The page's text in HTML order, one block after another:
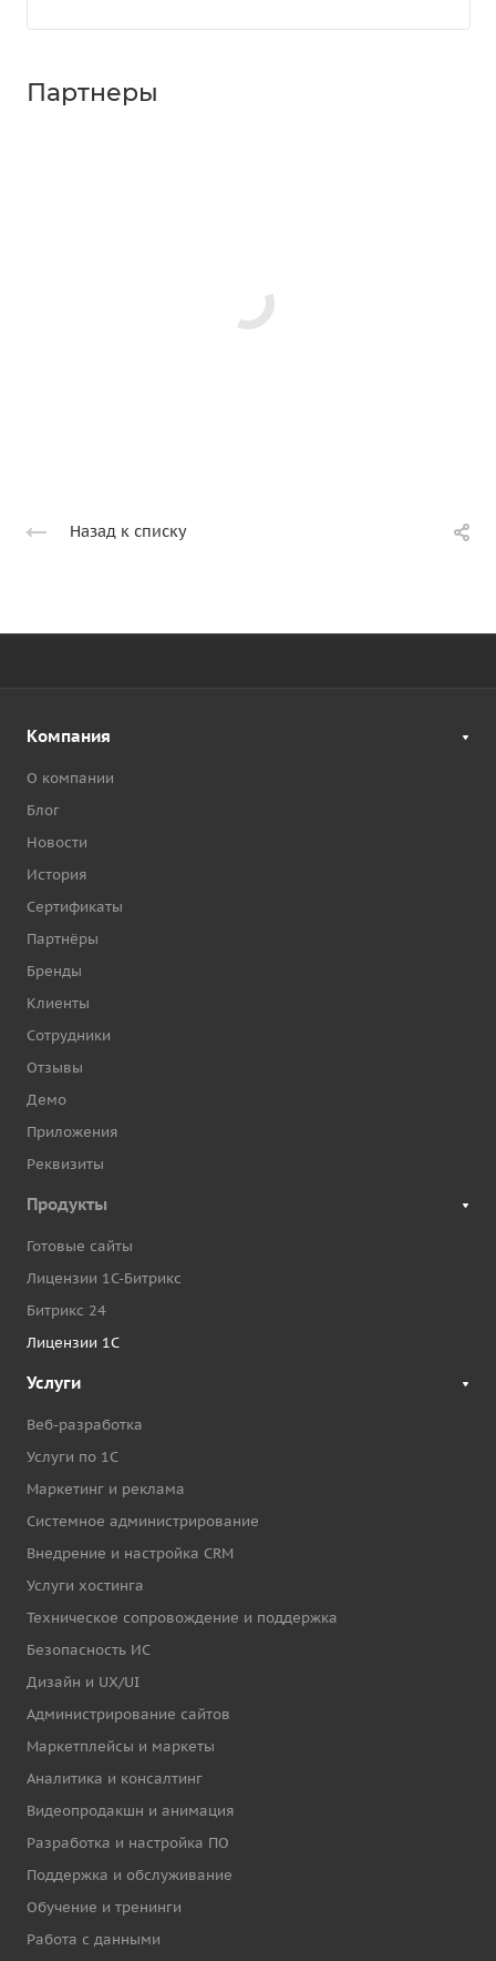
Партнеры
Назад к списку
Компания
О компании
Блог
Новости
История
Сертификаты
Партнёры
Бренды
Клиенты
Сотрудники
Отзывы
Демо
Приложения
Реквизиты
Продукты
Готовые сайты
Лицензии 1С-Битрикс
Битрикс 24
Лицензии 1С
Услуги
Веб-разработка
Услуги по 1С
Маркетинг и реклама
Системное администрирование
Внедрение и настройка CRM
Услуги хостинга
Техническое сопровождение и поддержка
Безопасность ИС
Дизайн и UX/UI
Администрирование сайтов
Маркетплейсы и маркеты
Аналитика и консалтинг
Видеопродакшн и анимация
Разработка и настройка ПО
Поддержка и обслуживание
Обучение и тренинги
Работа с данными